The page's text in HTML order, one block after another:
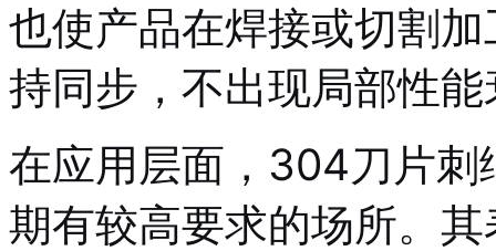
也使产品在焊接或切割
持同步，不出现局部性
在应用层面，304刀片刺
期有较高要求的场所。